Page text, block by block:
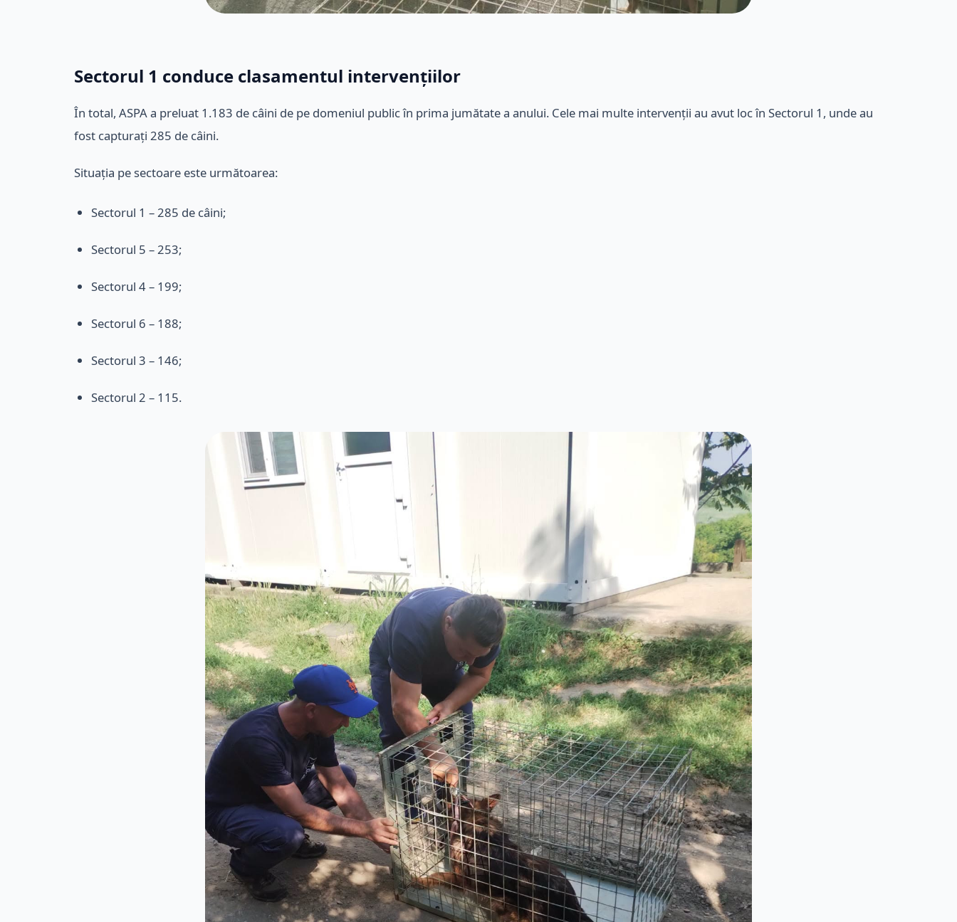
Sectorul 1 conduce clasamentul intervențiilor
În total, ASPA a preluat 1.183 de câini de pe domeniul public în prima jumătate a anului. Cele mai multe intervenții au avut loc în Sectorul 1, unde au
fost capturați 285 de câini.
Situația pe sectoare este următoarea:
Sectorul 1 – 285 de câini;
Sectorul 5 – 253;
Sectorul 4 – 199;
Sectorul 6 – 188;
Sectorul 3 – 146;
Sectorul 2 – 115.